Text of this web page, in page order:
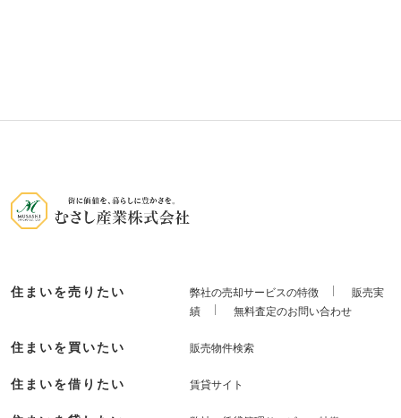
住まいを売りたい 弊社の売却サービスの特徴
販売実
績
無料査定のお問い合わせ
住まいを買いたい 販売物件検索
住まいを借りたい 賃貸サイト